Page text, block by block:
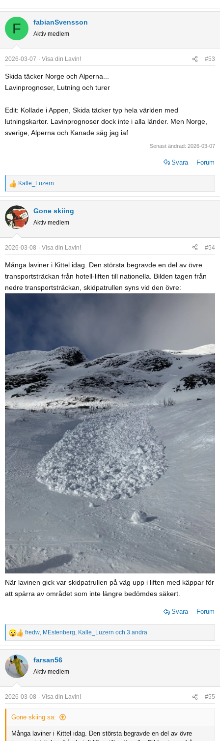
F fabianSvensson
Aktiv medlem
2026-03-07 Visa din Lavin! #53
Skida täcker Norge och Alperna...
Lavinprognoser, Lutning och turer
Edit: Kollade i Appen, Skida täcker typ hela världen med
lutningskartor. Lavinprognoser dock inte i alla länder. Men Norge,
sverige, Alperna och Kanade såg jag iaf
Senast ändrad: 2026-03-07
Svara Forum
R
e
a
c
t
i
o
n
s
:
Kalle_Luzern
Gone skiing
Aktiv medlem
2026-03-08 Visa din Lavin! #54
Många laviner i Kittel idag. Den största begravde en del av övre
transportsträckan från hotell-liften till nationella. Bilden tagen från
nedre transportsträckan, skidpatrullen syns vid den övre:
När lavinen gick var skidpatrullen på väg upp i liften med käppar för
att spärra av området som inte längre bedömdes säkert.
Svara Forum
R
e
a
c
t
i
o
n
fredw, MEstenberg, Kalle_Luzern och 3 andra
farsan56
Aktiv medlem
2026-03-08 Visa din Lavin! #55
Gone skiing sa:
Många laviner i Kittel idag. Den största begravde en del av övre